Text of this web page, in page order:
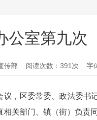
公室第九次
传部 阅读次数： 391 次 字
，区委常委、政法委书
关部门、镇（街）负责